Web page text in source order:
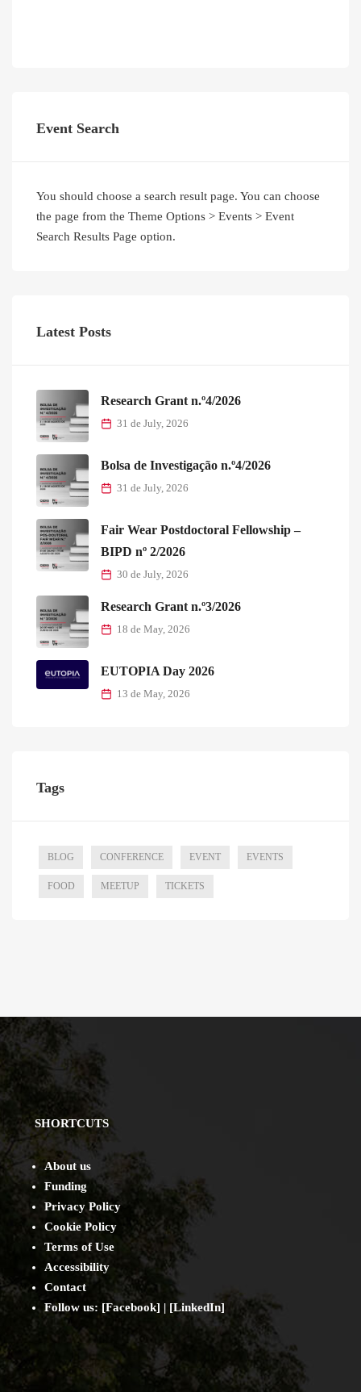
Event Search
You should choose a search result page. You can choose
the page from the Theme Options > Events > Event
Search Results Page option.
Latest Posts
Research Grant n.º4/2026
31 de July, 2026
Bolsa de Investigação n.º4/2026
31 de July, 2026
Fair Wear Postdoctoral Fellowship –
BIPD nº 2/2026
30 de July, 2026
Research Grant n.º3/2026
18 de May, 2026
EUTOPIA Day 2026
13 de May, 2026
Tags
BLOG CONFERENCE EVENT EVENTS
FOOD MEETUP TICKETS
SHORTCUTS
About us
Funding
Privacy Policy
Cookie Policy
Terms of Use
Accessibility
Contact
Follow us: [Facebook] | [LinkedIn]